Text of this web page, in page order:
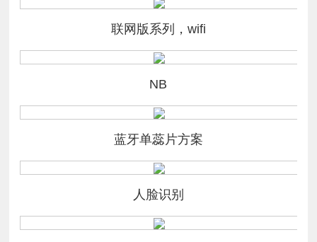
联网版系列，wifi
NB
蓝牙单蕊片方案
人脸识别